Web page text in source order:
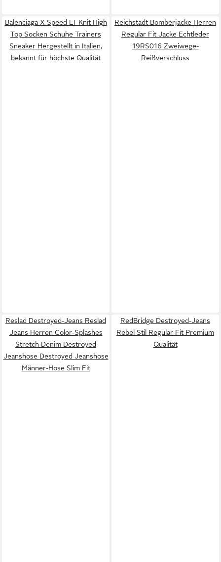
Balenciaga X Speed LT Knit High
Top Socken Schuhe Trainers
Sneaker Hergestellt in Italien,
bekannt für höchste Qualität
Reichstadt Bomberjacke Herren
Regular Fit Jacke Echtleder
19RS016 Zweiwege-
Reißverschluss
Reslad Destroyed-Jeans Reslad
Jeans Herren Color-Splashes
Stretch Denim Destroyed
Jeanshose Destroyed Jeanshose
Männer-Hose Slim Fit
RedBridge Destroyed-Jeans
Rebel Stil Regular Fit Premium
Qualität